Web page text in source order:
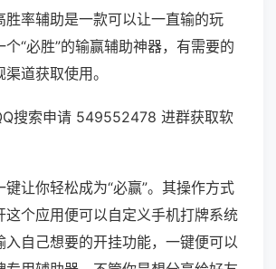
胜率辅助是一款可以让一直输的玩
“必胜”的输赢辅助神器，有需要的
道获取使用。
搜索申请 549552478 进群获取软
让你轻松成为“必赢”。其操作方式
这个应用便可以自定义手机打牌系统
入自己想要的开挂功能，一键便可以